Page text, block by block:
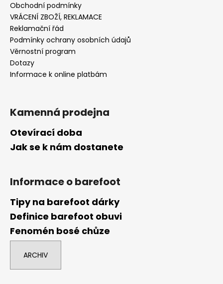
Obchodní podmínky
VRÁCENÍ ZBOŽÍ, REKLAMACE
Reklamační řád
Podmínky ochrany osobních údajů
Věrnostní program
Dotazy
Informace k online platbám
Kamenná prodejna
Otevírací doba
Jak se k nám dostanete
Informace o barefoot
Tipy na barefoot dárky
Definice barefoot obuvi
Fenomén bosé chůze
ARCHIV